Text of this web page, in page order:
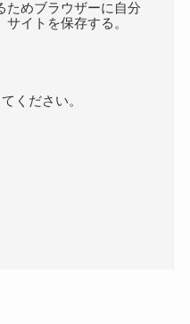
ためブラウザーに自分
イトを保存する。
ください。